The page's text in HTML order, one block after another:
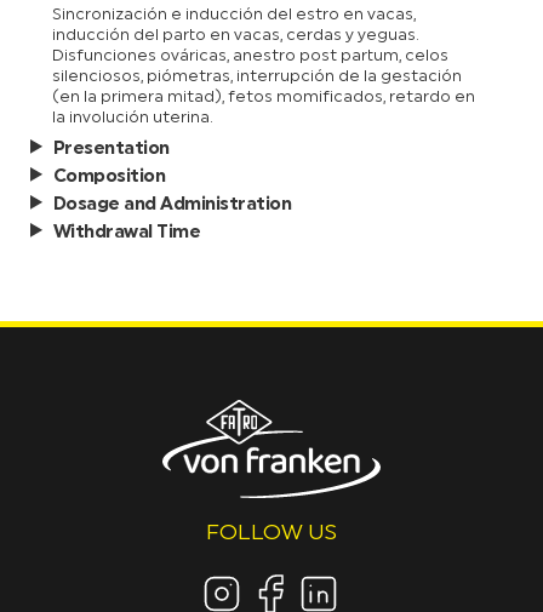
Sincronización e inducción del estro en vacas,
inducción del parto en vacas, cerdas y yeguas.
Disfunciones ováricas, anestro post partum, celos
silenciosos, piómetras, interrupción de la gestación
(en la primera mitad), fetos momificados, retardo en
la involución uterina.
Presentation
Composition
Dosage and Administration
Withdrawal Time
FOLLOW US